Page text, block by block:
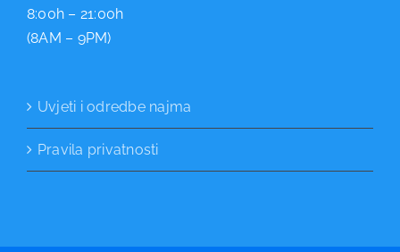
8:00h – 21:00h
(8AM – 9PM)
Uvjeti i odredbe najma
Pravila privatnosti